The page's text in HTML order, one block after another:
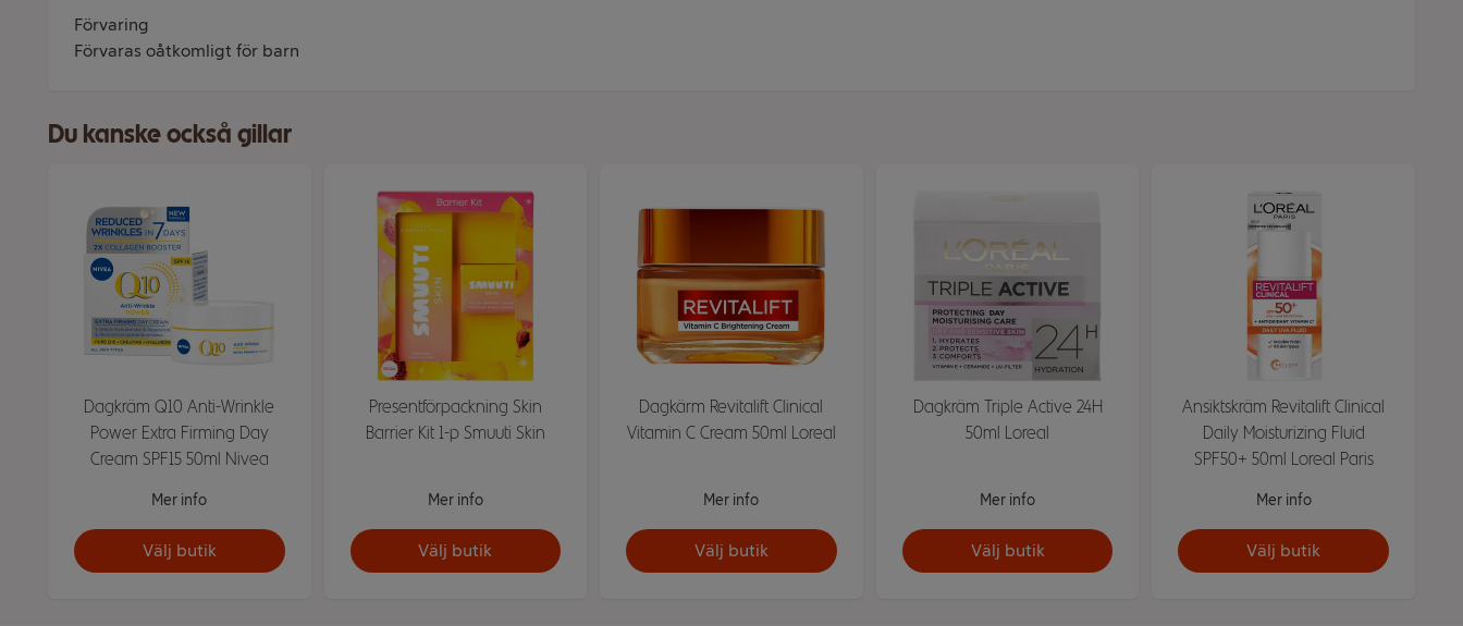
Förvaring
Förvaras oåtkomligt för barn
Du kanske också gillar
Dagkräm Q10 Anti-Wrinkle
Power Extra Firming Day
Cream SPF15 50ml Nivea
Mer info
Välj butik
Presentförpackning Skin
Barrier Kit 1-p Smuuti Skin
Mer info
Välj butik
Dagkärm Revitalift Clinical
Vitamin C Cream 50ml Loreal
Mer info
Välj butik
Dagkräm Triple Active 24H
50ml Loreal
Mer info
Välj butik
Ansiktskräm Revitalift Clinical
Daily Moisturizing Fluid
SPF50+ 50ml Loreal Paris
Mer info
Välj butik